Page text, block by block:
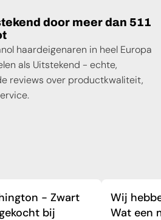
door meer dan 511
haardeigenaren in heel Europa
als Uitstekend - echte,
reviews over productkwaliteit,
- Zwart
bij
Wij
Wat een